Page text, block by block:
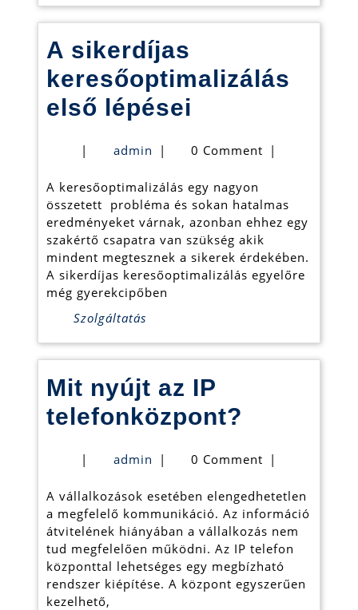
A sikerdíjas
keresőoptimalizálás
első lépései
első
lépései
| admin admin
| 0 Comment |
A keresőoptimalizálás egy nagyon
összetett probléma és sokan hatalmas
eredményeket várnak, azonban ehhez egy
szakértő csapatra van szükség akik
mindent megtesznek a sikerek érdekében.
A sikerdíjas keresőoptimalizálás egyelőre
még gyerekcipőben
Szolgáltatás
Mit nyújt az IP
telefonközpont?
az
IP
| admin admin
| 0 Comment |
A vállalkozások esetében elengedhetetlen
a megfelelő kommunikáció. Az információ
átvitelének hiányában a vállalkozás nem
tud megfelelően működni. Az IP telefon
központtal lehetséges egy megbízható
rendszer kiépítése. A központ egyszerűen
kezelhető,